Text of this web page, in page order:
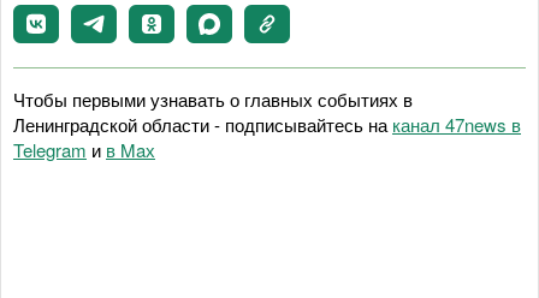
Чтобы первыми узнавать о главных событиях в
Ленинградской области - подписывайтесь на канал 47news в
Telegram и в Maх